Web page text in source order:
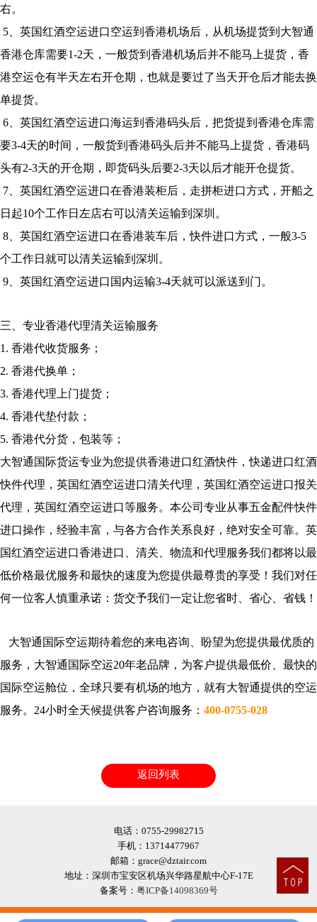
右。
5、英国红酒空运进口空运到香港机场后，从机场提货到大智通
香港仓库需要1-2天，一般货到香港机场后并不能马上提货，香
港空运仓有半天左右开仓期，也就是要过了当天开仓后才能去换
单提货。
6、英国红酒空运进口海运到香港码头后，把货提到香港仓库需
要3-4天的时间，一般货到香港码头后并不能马上提货，香港码
头有2-3天的开仓期，即货码头后要2-3天以后才能开仓提货。
7、英国红酒空运进口在香港装柜后，走拼柜进口方式，开船之
日起10个工作日左店右可以清关运输到深圳。
8、英国红酒空运进口在香港装车后，快件进口方式，一般3-5
个工作日就可以清关运输到深圳。
9、英国红酒空运进口国内运输3-4天就可以派送到门。
三、专业香港代理清关运输服务
1. 香港代收货服务；
2. 香港代换单；
3. 香港代理上门提货；
4. 香港代垫付款；
5. 香港代分货，包装等；
大智通国际货运专业为您提供香港进口红酒快件，快递进口红酒
快件代理，英国红酒空运进口清关代理，英国红酒空运进口报关
代理，英国红酒空运进口等服务。本公司专业从事五金配件快件
进口操作，经验丰富，与各方合作关系良好，绝对安全可靠。英
国红酒空运进口香港进口、清关、物流和代理服务我们都将以最
低价格最优服务和最快的速度为您提供最尊贵的享受！我们对任
何一位客人慎重承诺：货交予我们一定让您省时、省心、省钱！
大智通国际空运期待着您的来电咨询、盼望为您提供最优质的
服务，大智通国际空运20年老品牌，为客户提供最低价、最快的
国际空运舱位，全球只要有机场的地方，就有大智通提供的空运
服务。24小时全天候提供客户咨询服务： 400-0755-028
返回列表
电话：0755-29982715
手机：13714477967
邮箱：grace@dztair.com
地址：深圳市宝安区机场兴华路星航中心F-17E
备案号： 粤ICP备14098369号